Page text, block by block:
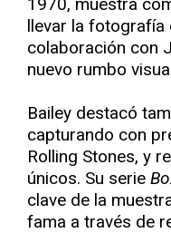
llevar la fotografía
colaboración con
nuevo rumbo
Bailey destacó
capturando con
Rolling Stones, y
únicos. Su serie
clave de la
fama a través de